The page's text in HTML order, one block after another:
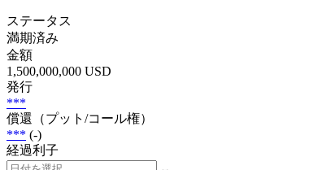
ステータス
満期済み
金額
1,500,000,000 USD
発行
***
償還（プット/コール権）
*** (-)
経過利子